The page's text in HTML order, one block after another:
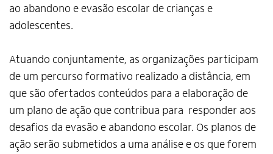
ao abandono e evasão escolar de crianças e
adolescentes.
Atuando conjuntamente, as organizações participam
de um percurso formativo realizado a distância, em
que são ofertados conteúdos para a elaboração de
um plano de ação que contribua para responder aos
desafios da evasão e abandono escolar. Os planos de
ação serão submetidos a uma análise e os que forem